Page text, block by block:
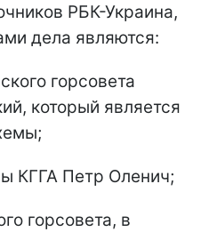
РБК-Украина,
дела являются:
горсовета
который является
КГГА Петр Оленич;
горсовета, в